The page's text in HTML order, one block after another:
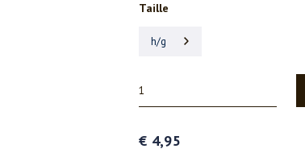
Taille
h/g
€ 4,95